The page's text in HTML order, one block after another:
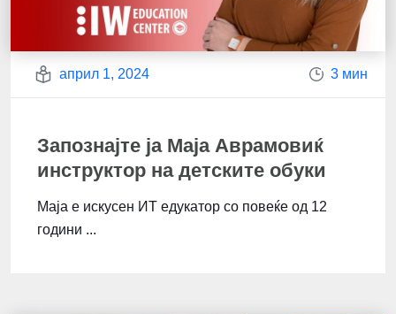
април 1, 2024 3 мин
Запознајте ја Маја Аврамовиќ
инструктор на детските обуки
Маја е искусен ИТ едукатор со повеќе од 12
години ...